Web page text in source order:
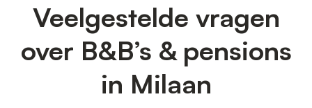
Veelgestelde vragen
over B&B’s & pensions
in Milaan